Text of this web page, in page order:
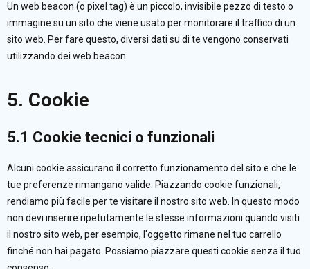
Un web beacon (o pixel tag) è un piccolo, invisibile pezzo di testo o
immagine su un sito che viene usato per monitorare il traffico di un
sito web. Per fare questo, diversi dati su di te vengono conservati
utilizzando dei web beacon.
5. Cookie
5.1 Cookie tecnici o funzionali
Alcuni cookie assicurano il corretto funzionamento del sito e che le
tue preferenze rimangano valide. Piazzando cookie funzionali,
rendiamo più facile per te visitare il nostro sito web. In questo modo
non devi inserire ripetutamente le stesse informazioni quando visiti
il nostro sito web, per esempio, l'oggetto rimane nel tuo carrello
finché non hai pagato. Possiamo piazzare questi cookie senza il tuo